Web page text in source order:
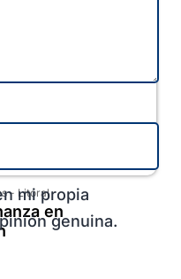
- Litoral
en
mi propia
genuina.